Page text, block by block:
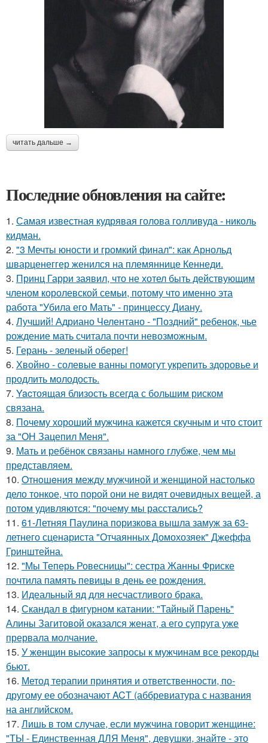
читать дальше →
Последние обновления на сайте:
1. Самая известная кудрявая голова голливуда - николь
кидман.
2. "3 Мечты юности и громкий финал": как Арнольд
шварценеггер женился на племяннице Кеннеди.
3. Принц Гарри заявил, что не хотел быть действующим
членом королевской семьи, потому что именно эта
работа "Убила его Мать" - принцессу Диану.
4. Лучший! Адриано Челентано - "Поздний" ребенок, чье
рождение мать считала почти невозможным.
5. Герань - зеленый оберег!
6. Хвойно - солевые ванны помогут укрепить здоровье и
продлить молодость.
7. Yacтоящая близость всегда с большим риском
связана.
8. Почему хороший мужчина кажется скучным и что стоит
за "ОН Зацепил Меня".
9. Мать и ребёнок связаны намного глубже, чем мы
представляем.
10. Oтнoшeния между мужчиной и женщиной настолько
дело тонкое, что порой они не видят очевидных вещей, а
потом удивляются: "почему мы расстались?
11. 61-Летняя Паулина поризкова вышла замуж за 63-
летнего сценариста "Отчаянных Домохозяек" Джеффа
Гринштейна.
12. "Мы Теперь Ровесницы": сестра Жанны Фриске
почтила память певицы в день ее рождения.
13. Идеальный яд для несчастливого брака.
14. Скандал в фигурном катании: "Тайный Парень"
Алины Загитовой оказался женат, а его супруга уже
прервала молчание.
15. У жeнщин выcoкие запросы к мужчинам все рекорды
бьют.
16. Метод терапии принятия и ответственности, по-
другому ее обозначают ACT (аббревиатура с названия
на английском.
17. Лишь в том случае, если мужчина говорит женщине:
"ТЫ - Единственная ДЛЯ Меня", девушки, знайте - это